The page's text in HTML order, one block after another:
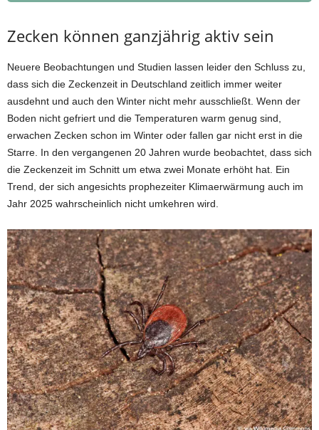
Zecken können ganzjährig aktiv sein
Neuere Beobachtungen und Studien lassen leider den Schluss zu,
dass sich die Zeckenzeit in Deutschland zeitlich immer weiter
ausdehnt und auch den Winter nicht mehr ausschließt. Wenn der
Boden nicht gefriert und die Temperaturen warm genug sind,
erwachen Zecken schon im Winter oder fallen gar nicht erst in die
Starre. In den vergangenen 20 Jahren wurde beobachtet, dass sich
die Zeckenzeit im Schnitt um etwa zwei Monate erhöht hat. Ein
Trend, der sich angesichts prophezeiter Klimaerwärmung auch im
Jahr 2025 wahrscheinlich nicht umkehren wird.